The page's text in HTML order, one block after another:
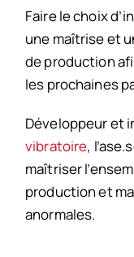
Faire le choix
une maîtrise et
de production
les prochaines
Développeur et
vibratoire,
maîtriser
production et
anormales.